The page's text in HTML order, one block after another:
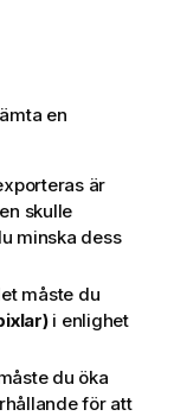
en
är
skulle
minska dess
måste du
i enlighet
du öka
för att